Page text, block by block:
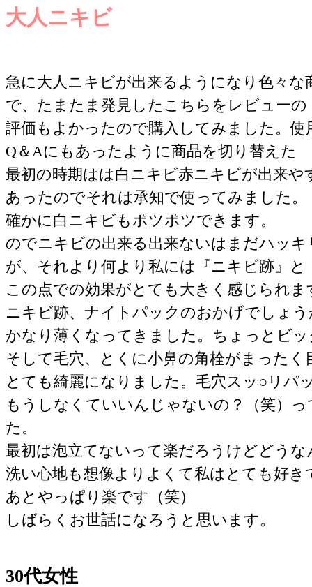
大人ニキビ
急に大人ニキビが出来るようになり色々な
で、たまたま発見したこちらをレビューの
評価もよかったので購入してみました。
Q＆Aにもあったように商品を切り替えた
最初の時期はは白ニキビ赤ニキビが出来や
あったのでそれは承知で使ってみました。
確かに白ニキビもポツポツできます。
のでニキビの出来る出来ないはまだハッ
が、それより何より私には『ニキビ跡』と
この点での効果がとても大きく感じられま
ニキビ跡、ナイトパックのおかげでしょう
かなり薄くなってきました。ちょっとビ
そして毛穴、とくに小鼻の角栓がまったく
とても綺麗になりました。毛穴スッ○リパ
もうしなくていいんじゃないの？（笑）
た。
最初は泡立てないって楽だろうけどどう
洗い心地も想像よりよくて私はとても好き
あとやっぱり楽です（笑）
しばらくお世話になろうと思います。
30代女性